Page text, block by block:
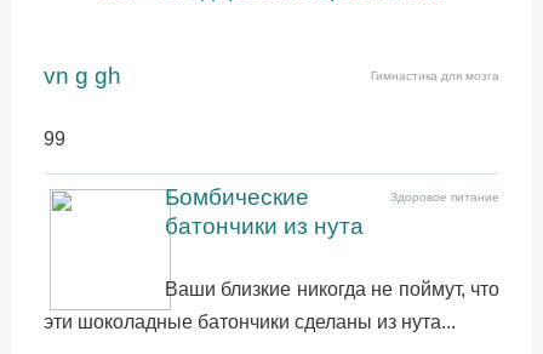
БЕЗОПАСНОСТИ
ПЕРВАЯ
РАСТЕМ
ЗДОРОВЫМИ
Гимнастика для мозга
vn g gh
99
Здоровое питание
Бомбические
батончики из нута
Ваши близкие никогда не поймут, что
эти шоколадные батончики сделаны из нута...